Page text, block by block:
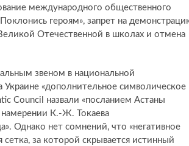
международного общественного
героям», запрет на
Отечественной в школах и отмена
звеном в национальной
«дополнительное символическое
Council назвали «посланием Астаны
намерении К.-Ж. Токаева
Однако нет сомнений, что «негативное
за которой скрывается истинный